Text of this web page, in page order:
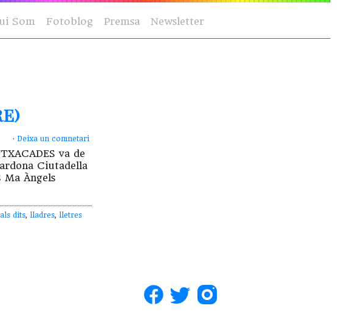
Som Fotoblog Premsa Newsletter
· Deixa un comnetari
va de
Ciutadella
Ma Àngels
dits, lladres, lletres